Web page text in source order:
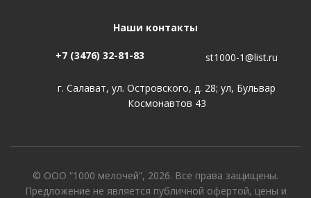
Наши контакты
+7 (3476) 32-81-83 st1000-1@list.ru
г. Салават, ул. Островского, д. 28; ул, Бульвар
Космонавтов 43
© ООО “1000 мелочей”, 2026. Все права защищены.
Предложение не является публичной офертой, цены и